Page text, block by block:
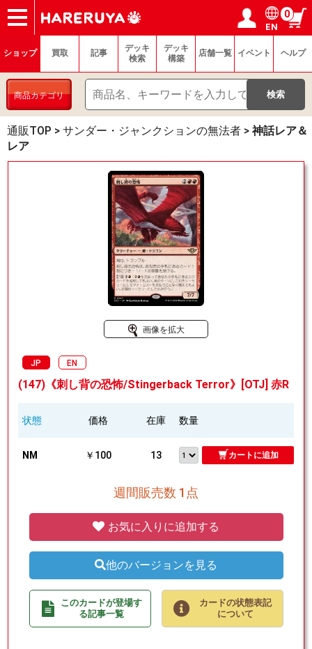
ショップ
買取
記事
デッキ検索
デッキ構築
選手一覧
店舗一覧
イベント
ヘルプ
お問い合わせ ログイン／会員登録
マイページ
EN
0
ショップ 買取 記事
デッキ
検索
デッキ
構築
店舗一覧 イベント ヘルプ
商品カテゴリ
通販TOP > サンダー・ジャンクションの無法者 > 神話レア＆
レア
画像を拡大
JP EN
(147)《刺し背の恐怖/Stingerback Terror》[OTJ] 赤R
状態 価格 在庫 数量
NM ￥100 13 カートに追加
週間販売数 1点
お気に入りに追加する
他のバージョンを見る
このカードが登場す
る記事一覧
カードの状態表記
について